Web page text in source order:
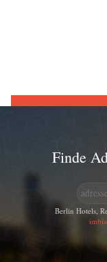
Finde
Berlin Hotels,